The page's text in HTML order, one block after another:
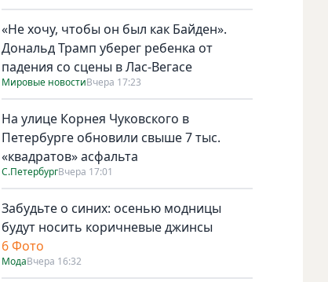
«Не хочу, чтобы он был как Байден».
Дональд Трамп уберег ребенка от
падения со сцены в Лас-Вегасе
Мировые новостиВчера 17:23
На улице Корнея Чуковского в
Петербурге обновили свыше 7 тыс.
«квадратов» асфальта
С.ПетербургВчера 17:01
Забудьте о синих: осенью модницы
будут носить коричневые джинсы
6 Фото
МодаВчера 16:32